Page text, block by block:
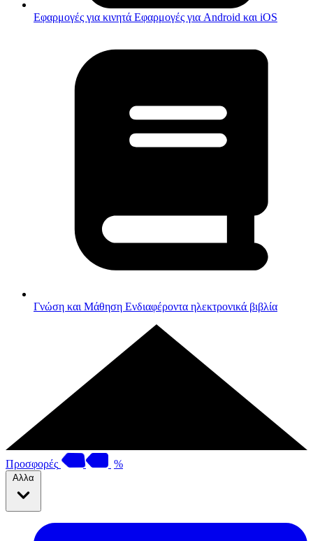
Εφαρμογές για κινητά Εφαρμογές για Android και iOS
Γνώση και Μάθηση Ενδιαφέροντα ηλεκτρονικά βιβλία
Προσφορές %
Αλλα